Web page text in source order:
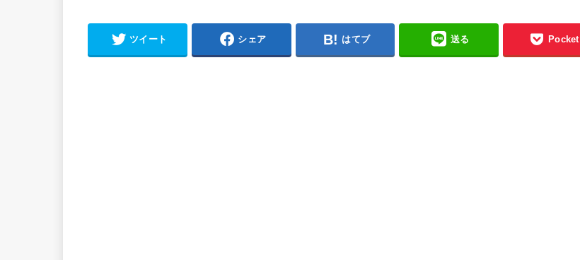
ツイート シェア はてブ 送る Pocket